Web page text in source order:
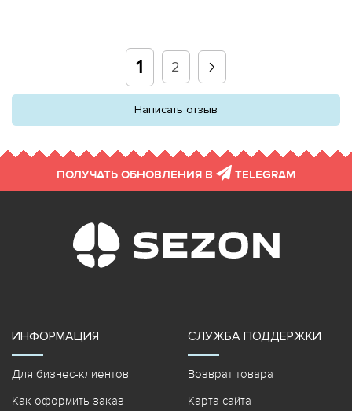
1 2
Написать отзыв
ПОЛУЧАТЬ ОБНОВЛЕНИЯ В TELEGRAM
ИНФОРМАЦИЯ
Для бизнес-клиентов
Как оформить заказ
СЛУЖБА ПОДДЕРЖКИ
Возврат товара
Карта сайта